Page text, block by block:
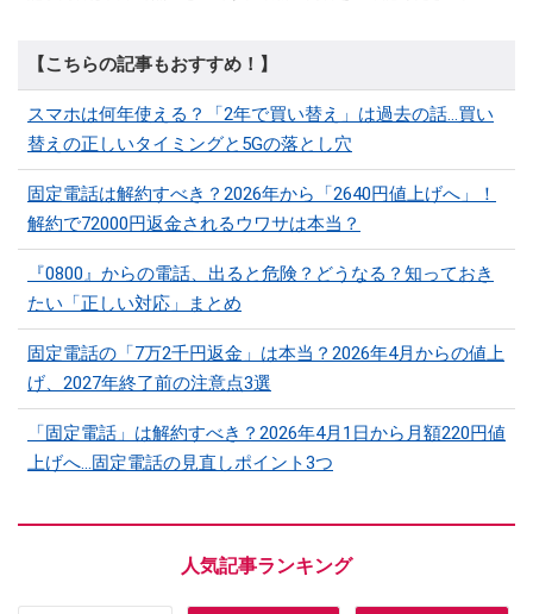
【こちらの記事もおすすめ！】
スマホは何年使える？「2年で買い替え」は過去の話…買い
替えの正しいタイミングと5Gの落とし穴
固定電話は解約すべき？2026年から「2640円値上げへ」！
解約で72000円返金されるウワサは本当？
『0800』からの電話、出ると危険？どうなる？知っておき
たい「正しい対応」まとめ
固定電話の「7万2千円返金」は本当？2026年4月からの値上
げ、2027年終了前の注意点3選
「固定電話」は解約すべき？2026年4月1日から月額220円値
上げへ…固定電話の見直しポイント3つ